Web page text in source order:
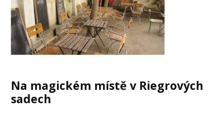
Na magickém místě v Riegrových
sadech